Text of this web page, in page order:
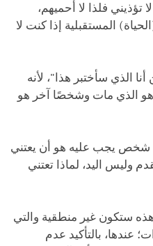
تؤذيني فلذا لا أحميهم،
المستقبلية إذا كنت لا
الذي سأختبر هذا"، لأنه
الذي مات وشخصًا آخر هو
أي شخص يجب عليه هو أن يعتني
وليس اليد، لماذا تعتني
هذه ستكون غير منطقية والتي
عندها، بالتأكيد عدم